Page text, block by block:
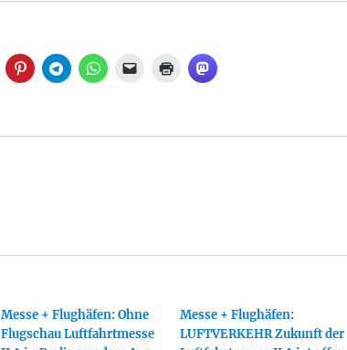
Messe + Flughäfen: Ohne
Flugschau Luftfahrtmesse
Messe + Flughäfen:
LUFTVERKEHR Zukunft der